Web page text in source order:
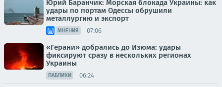
Юрий Баранчик: Морская блокада Украины: как
удары по портам Одессы обрушили
металлургию и экспорт
МНЕНИЯ 07:06
«Герани» добрались до Изюма: удары
фиксируют сразу в нескольких регионах
Украины
ПАБЛИКИ 06:24